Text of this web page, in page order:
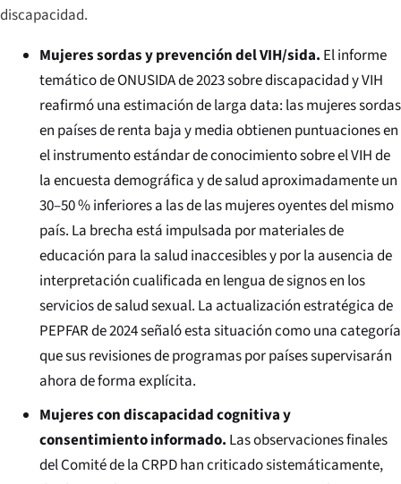
discapacidad.
Mujeres sordas y prevención del VIH/sida. El informe
temático de ONUSIDA de 2023 sobre discapacidad y VIH
reafirmó una estimación de larga data: las mujeres sordas
en países de renta baja y media obtienen puntuaciones en
el instrumento estándar de conocimiento sobre el VIH de
la encuesta demográfica y de salud aproximadamente un
30–50 % inferiores a las de las mujeres oyentes del mismo
país. La brecha está impulsada por materiales de
educación para la salud inaccesibles y por la ausencia de
interpretación cualificada en lengua de signos en los
servicios de salud sexual. La actualización estratégica de
PEPFAR de 2024 señaló esta situación como una categoría
que sus revisiones de programas por países supervisarán
ahora de forma explícita.
Mujeres con discapacidad cognitiva y
consentimiento informado. Las observaciones finales
del Comité de la CRPD han criticado sistemáticamente,